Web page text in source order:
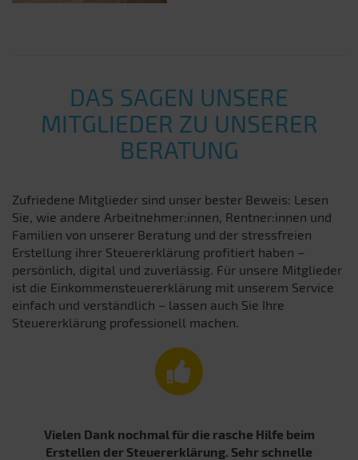
DAS SAGEN UNSERE
MITGLIEDER ZU UNSERER
BERATUNG
Zufriedene Mitglieder sind unser bester Beweis: Lesen
Sie, wie andere Arbeitnehmer:innen, Rentner:innen und
Familien von unserer Beratung und der stressfreien
Erstellung ihrer Steuererklärung profitiert haben –
persönlich, digital und zuverlässig. Für unsere Mitglieder
ist die Einkommensteuererklärung mit unserem Service
einfach und verständlich – lassen auch Sie Ihre
Steuererklärung professionell machen.
Vielen Dank nochmal für die rasche Hilfe beim
Erstellen der Steuererklärung. Sehr schnelle